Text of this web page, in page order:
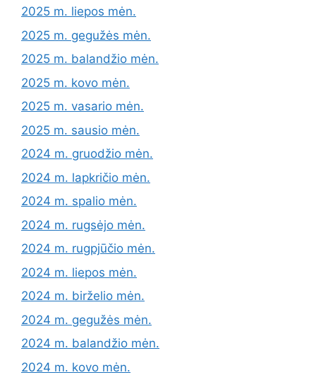
2025 m. liepos mėn.
2025 m. gegužės mėn.
2025 m. balandžio mėn.
2025 m. kovo mėn.
2025 m. vasario mėn.
2025 m. sausio mėn.
2024 m. gruodžio mėn.
2024 m. lapkričio mėn.
2024 m. spalio mėn.
2024 m. rugsėjo mėn.
2024 m. rugpjūčio mėn.
2024 m. liepos mėn.
2024 m. birželio mėn.
2024 m. gegužės mėn.
2024 m. balandžio mėn.
2024 m. kovo mėn.